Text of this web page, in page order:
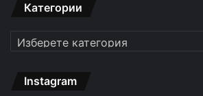
Категории
Категории
Instagram